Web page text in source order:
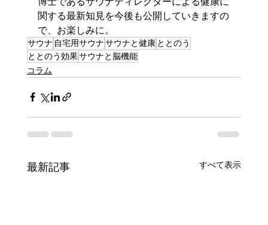
関する最新知見を今後も公開していきますの
で、お楽しみに。
サウナ 自宅用サウナサウナと健康 ととのう
ととのう効果サウナと脳機能
コラム
最新記事 すべて表示